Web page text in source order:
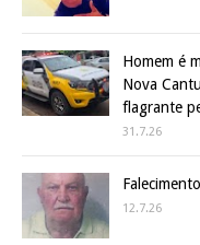
Homem é
Nova
flagrante
31.7.26
12.7.26